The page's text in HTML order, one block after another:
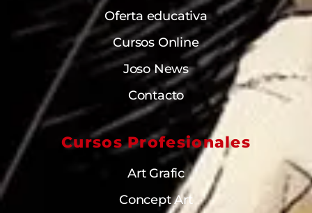
Oferta educativa
Cursos Online
Joso News
Contacto
Cursos Profesionales
Art Grafic
Concept Art